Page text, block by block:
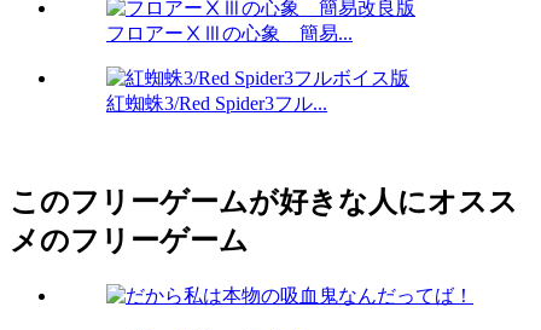
フロアーⅩⅢの心象 簡易...
紅蜘蛛3/Red Spider3フル...
このフリーゲームが好きな人にオスス
メのフリーゲーム